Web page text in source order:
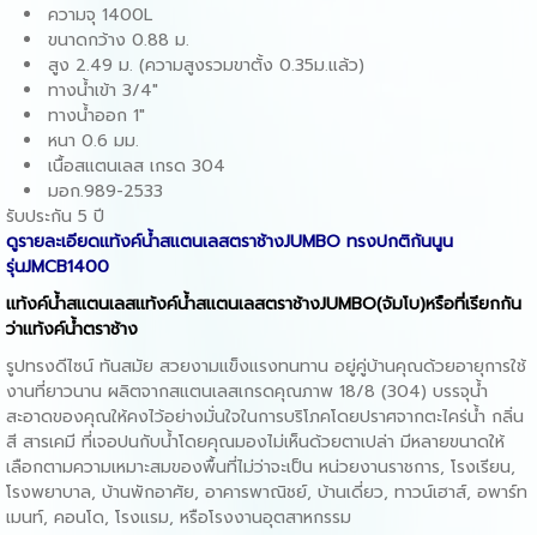
ความจุ 1400L
ขนาดกว้าง 0.88 ม.
สูง 2.49 ม. (ความสูงรวมขาตั้ง 0.35ม.แล้ว)
ทางน้ำเข้า 3/4"
ทางน้ำออก 1"
หนา 0.6 มม.
เนื้อสแตนเลส เกรด 304
มอก.989-2533
รับประกัน 5 ปี
ดูรายละเอียดแท้งค์น้ำสแตนเลสตราช้างJUMBO ทรงปกติก้นนูน
รุ่นJMCB1400
แท้งค์น้ำสแตนเลสแท้งค์น้ำสแตนเลสตราช้างJUMBO(จัมโบ)หรือที่เรียกกัน
ว่าแท้งค์น้ำตราช้าง
รูปทรงดีไซน์ ทันสมัย สวยงามแข็งแรงทนทาน อยู่คู่บ้านคุณด้วยอายุการใช้
งานที่ยาวนาน ผลิตจากสแตนเลสเกรดคุณภาพ 18/8 (304) บรรจุน้ำ
สะอาดของคุณให้คงไว้อย่างมั่นใจในการบริโภคโดยปราศจากตะไคร่น้ำ กลิ่น
สี สารเคมี ที่เจอปนกับน้ำโดยคุณมองไม่เห็นด้วยตาเปล่า มีหลายขนาดให้
เลือกตามความเหมาะสมของพื้นที่ไม่ว่าจะเป็น หน่วยงานราชการ, โรงเรียน,
โรงพยาบาล, บ้านพักอาศัย, อาคารพาณิชย์, บ้านเดี่ยว, ทาวน์เฮาส์, อพาร์ท
เมนท์, คอนโด, โรงแรม, หรือโรงงานอุตสาหกรรม